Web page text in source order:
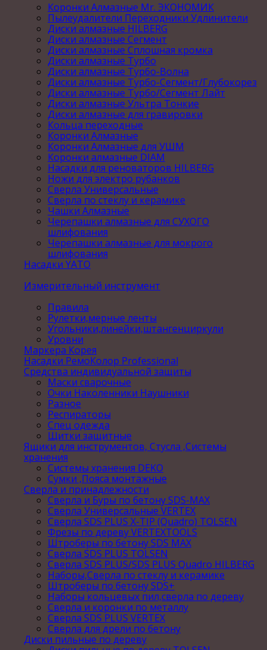
Коронки Алмазные Mr. ЭКОНОМИК
Пылеудалители Переходники Удлинители
Диски алмазные HILBERG
Диски алмазные Сегмент
Диски алмазные Сплошная кромка
Диски алмазные Турбо
Диски алмазные Турбо-Волна
Диски алмазные Турбо-Сегмент/Глубокорез
Диски алмазные Турбо/Сегмент Лайт
Диски алмазные Ультра Тонкие
Диски алмазные для гравировки
Кольца переходные
Коронки Алмазные
Коронки Алмазные для УШМ
Коронки алмазные DIAM
Насадки для реноваторов HILBERG
Ножи для электро рубанков
Сверла Универсальные
Сверла по стеклу и керамике
Чашки Алмазные
Черепашки алмазные для СУХОГО
шлифования
Черепашки алмазные для мокрого
шлифования
Насадки YATO
Измерительный инструмент
Правила
Рулетки,мерные ленты
Угольники,линейки,штангенциркули
Уровни
Маркера Корея
Насадки РемоКолор Professional
Средства индивидуальной защиты
Маски сварочные
Очки Наколенники Наушники
Разное
Респираторы
Спец одежда
Щитки защитные
Ящики для инструментов, Стусла ,Системы
хранения
Системы хранения DEKO
Сумки ,Пояса монтажные
Сверла и принадлежности
Сверла и Буры по бетону SDS-MAX
Сверла Универсальные VERTEX
Сверла SDS PLUS X-TIP (Quadro) TOLSEN
Фрезы по дереву VERTEXTOOLS
Штроберы по бетону SDS MAX
Сверла SDS PLUS TOLSEN
Сверла SDS PLUS/SDS PLUS Quadro HILBERG
Наборы,Сверла по стеклу и керамике
Штроберы по бетону SDS+
Наборы кольцевых пил,сверла по дереву
Сверла и коронки по металлу
Сверла SDS PLUS VERTEX
Сверла для дрели по бетону
Диски пильные по дереву